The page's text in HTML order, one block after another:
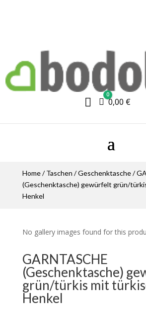
 Warenkorb
0
0,00 €
Home/Taschen /Geschenktasche/
(Geschenktasche) gewürfelt grün/
Henkel
No gallery images found for this
GARNTASCHE
(Geschenktasche)
grün/türkis mit
Henkel